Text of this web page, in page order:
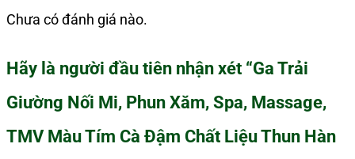
Chưa có đánh giá nào.
Hãy là người đầu tiên nhận xét “Ga Trải
Giường Nối Mi, Phun Xăm, Spa, Massage,
TMV Màu Tím Cà Đậm Chất Liệu Thun Hàn